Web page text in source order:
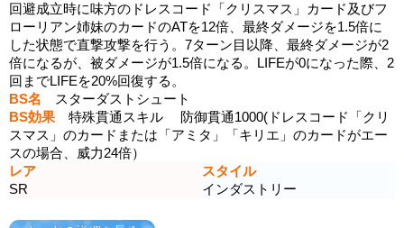
回避成立時に味方のドレスコード「クリスマス」カード及びフ
ローリアン姉妹のカードのATを12倍、最終ダメージを1.5倍に
した状態で直撃攻撃を行う。7ターン目以降、最終ダメージが2
倍になるが、被ダメージが1.5倍になる。LIFEが0になった際、2
回までLIFEを20%回復する。
BS名 スターダストシュート
BS効果 特殊貫通スキル 防御貫通1000(ドレスコード「クリ
スマス」のカードまたは「アミタ」「キリエ」のカードがエー
スの場合、威力24倍）
レア
スタイル
SR
インダストリー